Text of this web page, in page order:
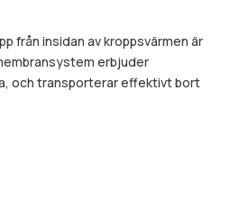
från insidan av kroppsvärmen är
erbjuder
och transporterar effektivt bort